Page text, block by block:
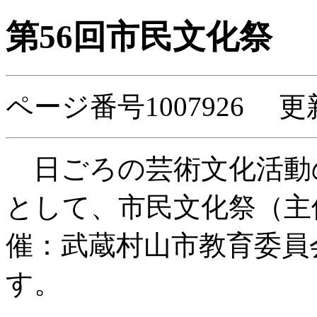
第56回市民文化祭
ページ番号1007926 更
日ごろの芸術文化活動
として、市民文化祭（
催：武蔵村山市教育委
す。